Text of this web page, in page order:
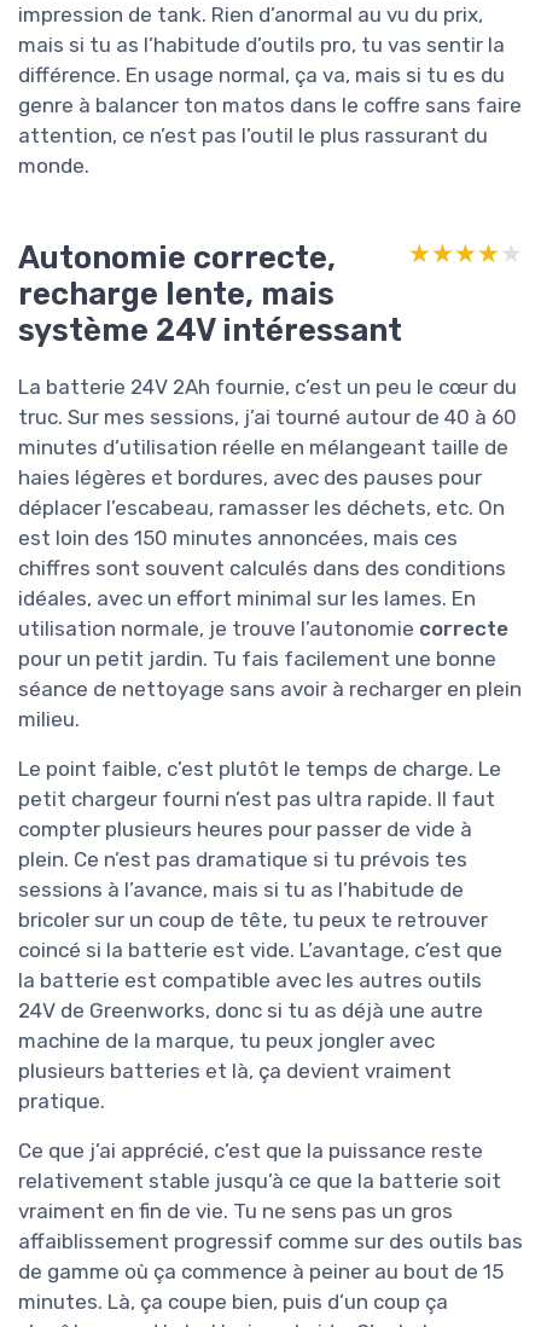
impression de tank. Rien d’anormal au vu du prix,
mais si tu as l’habitude d’outils pro, tu vas sentir la
différence. En usage normal, ça va, mais si tu es du
genre à balancer ton matos dans le coffre sans faire
attention, ce n’est pas l’outil le plus rassurant du
monde.
Autonomie correcte,
recharge lente, mais
système 24V intéressant
★★★★★
★★★★★
La batterie 24V 2Ah fournie, c’est un peu le cœur du
truc. Sur mes sessions, j’ai tourné autour de 40 à 60
minutes d’utilisation réelle en mélangeant taille de
haies légères et bordures, avec des pauses pour
déplacer l’escabeau, ramasser les déchets, etc. On
est loin des 150 minutes annoncées, mais ces
chiffres sont souvent calculés dans des conditions
idéales, avec un effort minimal sur les lames. En
utilisation normale, je trouve l’autonomie correcte
pour un petit jardin. Tu fais facilement une bonne
séance de nettoyage sans avoir à recharger en plein
milieu.
Le point faible, c’est plutôt le temps de charge. Le
petit chargeur fourni n’est pas ultra rapide. Il faut
compter plusieurs heures pour passer de vide à
plein. Ce n’est pas dramatique si tu prévois tes
sessions à l’avance, mais si tu as l’habitude de
bricoler sur un coup de tête, tu peux te retrouver
coincé si la batterie est vide. L’avantage, c’est que
la batterie est compatible avec les autres outils
24V de Greenworks, donc si tu as déjà une autre
machine de la marque, tu peux jongler avec
plusieurs batteries et là, ça devient vraiment
pratique.
Ce que j’ai apprécié, c’est que la puissance reste
relativement stable jusqu’à ce que la batterie soit
vraiment en fin de vie. Tu ne sens pas un gros
affaiblissement progressif comme sur des outils bas
de gamme où ça commence à peiner au bout de 15
minutes. Là, ça coupe bien, puis d’un coup ça